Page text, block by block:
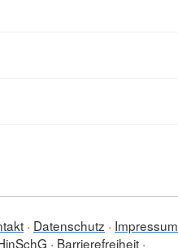
Datenschutz
Impressum
Barrierefreiheit